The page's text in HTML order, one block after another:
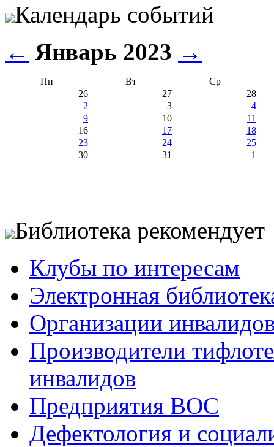
Календарь событий
← Январь 2023 →
Пн Вт
Ср
26
27
28
2
3
4
9
10
11
16
17
18
23
24
25
30
31 1
Библиотека рекомендует
Клубы по интересам
Электронная
Организации
Производители
инвалидов
Предприятия ВОС
Дефектология и